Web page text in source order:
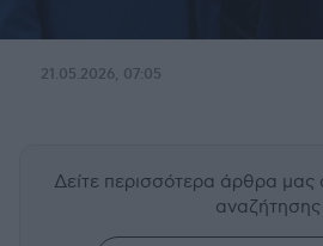
21.05.2026, 07:05
Δείτε περισσότερα άρθρα μας
αναζήτησης